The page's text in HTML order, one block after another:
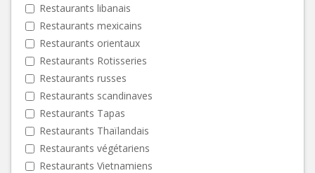
Restaurants libanais
Restaurants mexicains
Restaurants orientaux
Restaurants Rotisseries
Restaurants russes
Restaurants scandinaves
Restaurants Tapas
Restaurants Thaïlandais
Restaurants végétariens
Restaurants Vietnamiens